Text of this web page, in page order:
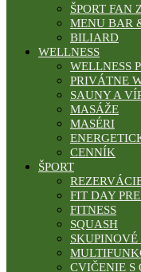
ŠPORT FAN
MENU BAR
BILIARD
WELLNESS
WELLNESS
PRIVÁTNE
SAUNY A
MASÁŽE
MASÉRI
CENNÍK
ŠPORT
FIT DAY
FITNESS
SQUASH
CVIČENIE S